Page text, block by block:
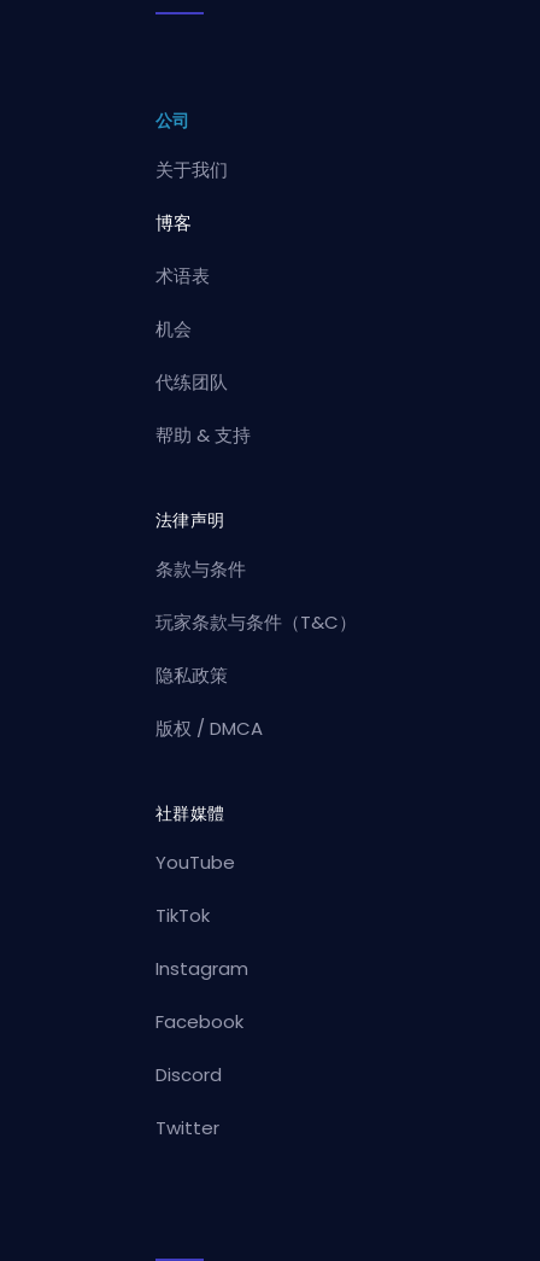
公司
关于我们
博客
术语表
机会
代练团队
帮助 & 支持
法律声明
条款与条件
玩家条款与条件（T&C）
隐私政策
版权 / DMCA
社群媒體
YouTube
TikTok
Instagram
Facebook
Discord
Twitter